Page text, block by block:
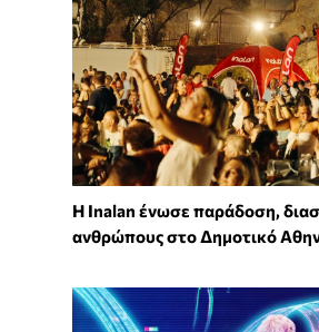
Η Inalan ένωσε παράδοση,
ανθρώπους στο Δημοτικό